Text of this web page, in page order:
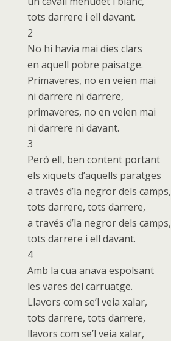
tots darrere i ell davant.
2
No hi havia mai dies clars
en aquell pobre paisatge.
Primaveres, no en veien mai
ni darrere ni darrere,
primaveres, no en veien mai
ni darrere ni davant.
3
Però ell, ben content portant
els xiquets d’aquells paratges
a través d’la negror dels camps,
tots darrere, tots darrere,
a través d’la negror dels camps,
tots darrere i ell davant.
4
Amb la cua anava espolsant
les vares del carruatge.
Llavors com se’l veia xalar,
tots darrere, tots darrere,
llavors com se’l veia xalar,